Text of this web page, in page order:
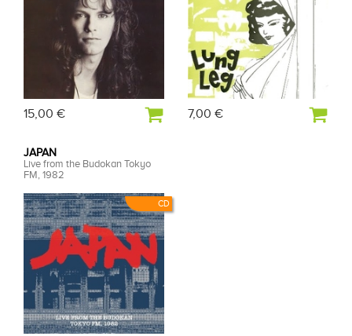
15,00 € 7,00 €
CD
JAPAN
Live from the Budokan Tokyo
FM, 1982